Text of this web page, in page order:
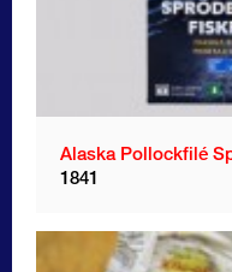
Alaska Pollockfilé
1841